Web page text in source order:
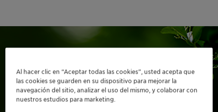
Choose your Terra product
for your
Al hacer clic en “Aceptar todas las cookies”, usted acepta que
las cookies se guarden en su dispositivo para mejorar la
navegación del sitio, analizar el uso del mismo, y colaborar con
nuestros estudios para marketing.